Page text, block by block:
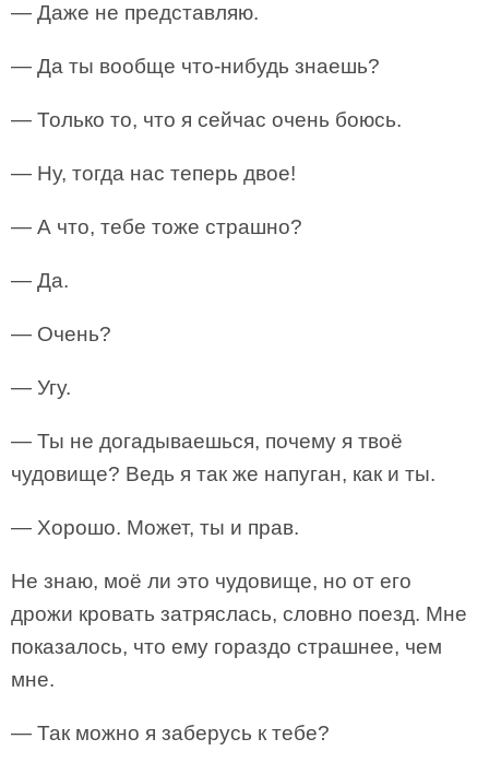
— Даже не представляю.
— Да ты вообще что-нибудь знаешь?
— Только то, что я сейчас очень боюсь.
— Ну, тогда нас теперь двое!
— А что, тебе тоже страшно?
— Да.
— Очень?
— Угу.
— Ты не догадываешься, почему я твоё
чудовище? Ведь я так же напуган, как и ты.
— Хорошо. Может, ты и прав.
Не знаю, моё ли это чудовище, но от его
дрожи кровать затряслась, словно поезд. Мне
показалось, что ему гораздо страшнее, чем
мне.
— Так можно я заберусь к тебе?